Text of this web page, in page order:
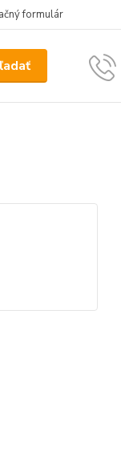
formulár